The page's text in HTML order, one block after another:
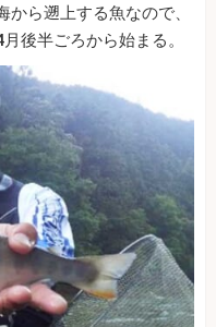
ら遡上する魚なので、
後半ごろから始まる。